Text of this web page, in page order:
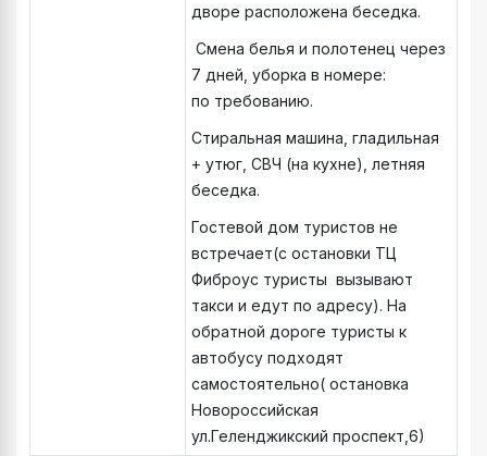
дворе расположена беседка.
Смена белья и полотенец через
7 дней, уборка в номере:
по требованию.
Стиральная машина, гладильная
+ утюг, СВЧ (на кухне), летняя
беседка.
Гостевой дом туристов не
встречает(с остановки ТЦ
Фиброус туристы вызывают
такси и едут по адресу). На
обратной дороге туристы к
автобусу подходят
самостоятельно( остановка
Новороссийская
ул.Геленджикский проспект,6)